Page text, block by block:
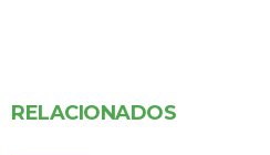
RELACIONADOS